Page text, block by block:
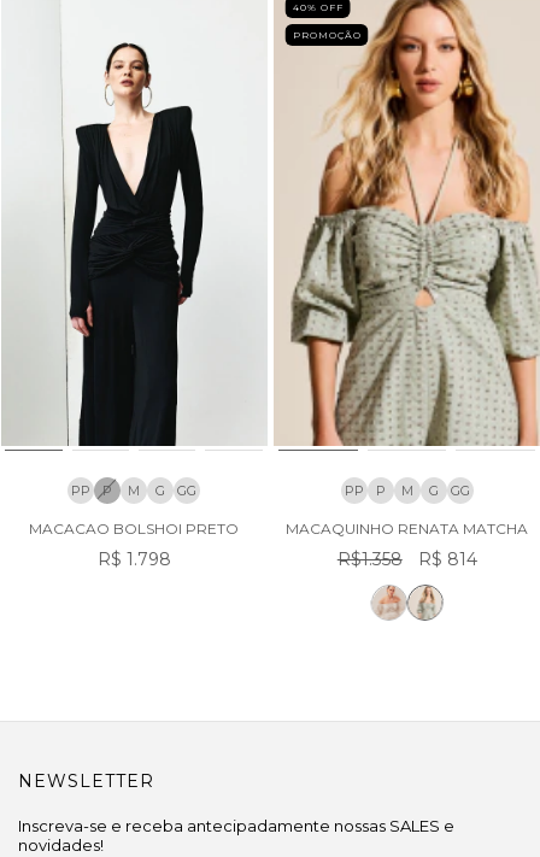
PP P M G GG
MACACAO BOLSHOI PRETO
R$ 1.798
40% OFF
PROMOÇÃO
PP P M G GG
MACAQUINHO RENATA MATCHA
R$1.358 R$ 814
NEWSLETTER
Inscreva-se e receba antecipadamente nossas SALES e
novidades!